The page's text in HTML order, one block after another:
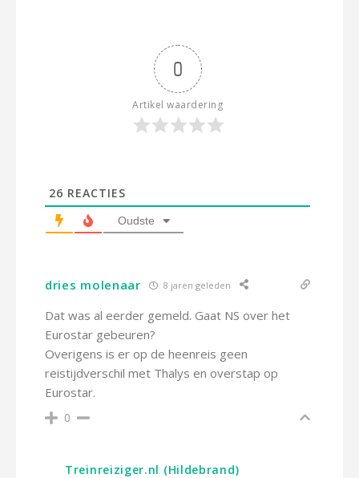
0
Artikel waardering
26 REACTIES
Oudste
dries molenaar 8 jaren geleden
Dat was al eerder gemeld. Gaat NS over het
Eurostar gebeuren?
Overigens is er op de heenreis geen
reistijdverschil met Thalys en overstap op
Eurostar.
0
Treinreiziger.nl (Hildebrand)